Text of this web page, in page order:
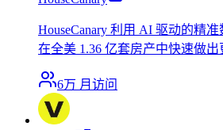
HouseCanary 利用 AI 驱动的精
在全美 1.36 亿套房产中快速做出
6万 月访问